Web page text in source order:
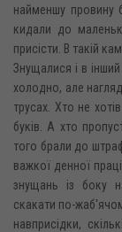
найменшу провину
кидали до
присісти. В такій
Знущалися і в
холодно, але
трусах. Хто не
буків. А хто
того брали до
важкої денної
знущань із боку
скакати по-
навприсідки,